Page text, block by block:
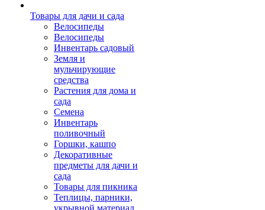
Товары для дачи и сада
Велосипеды
Велосипеды
Инвентарь садовый
Земля и
мульчирующие
средства
Растения для дома и
сада
Семена
Инвентарь
поливочный
Горшки, кашпо
Декоративные
предметы для дачи и
сада
Товары для пикника
Теплицы, парники,
укрывной материал